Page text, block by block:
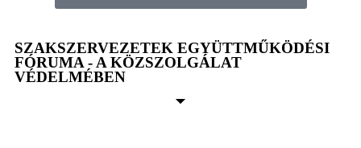
SZAKSZERVEZETEK EGYÜTTMŰKÖDÉSI
FÓRUMA - A KÖZSZOLGÁLAT
VÉDELMÉBEN